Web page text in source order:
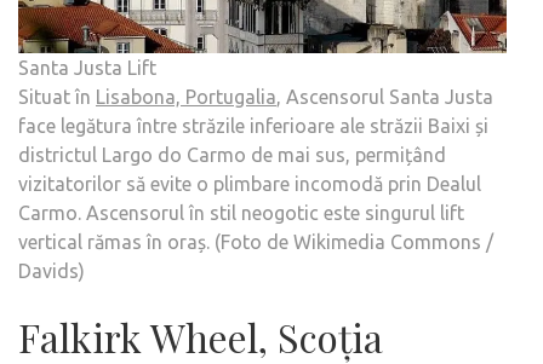
Santa Justa Lift
Situat în Lisabona, Portugalia, Ascensorul Santa Justa
face legătura între străzile inferioare ale străzii Baixi și
districtul Largo do Carmo de mai sus, permițând
vizitatorilor să evite o plimbare incomodă prin Dealul
Carmo. Ascensorul în stil neogotic este singurul lift
vertical rămas în oraș. (Foto de Wikimedia Commons /
Davids)
Falkirk Wheel, Scoția